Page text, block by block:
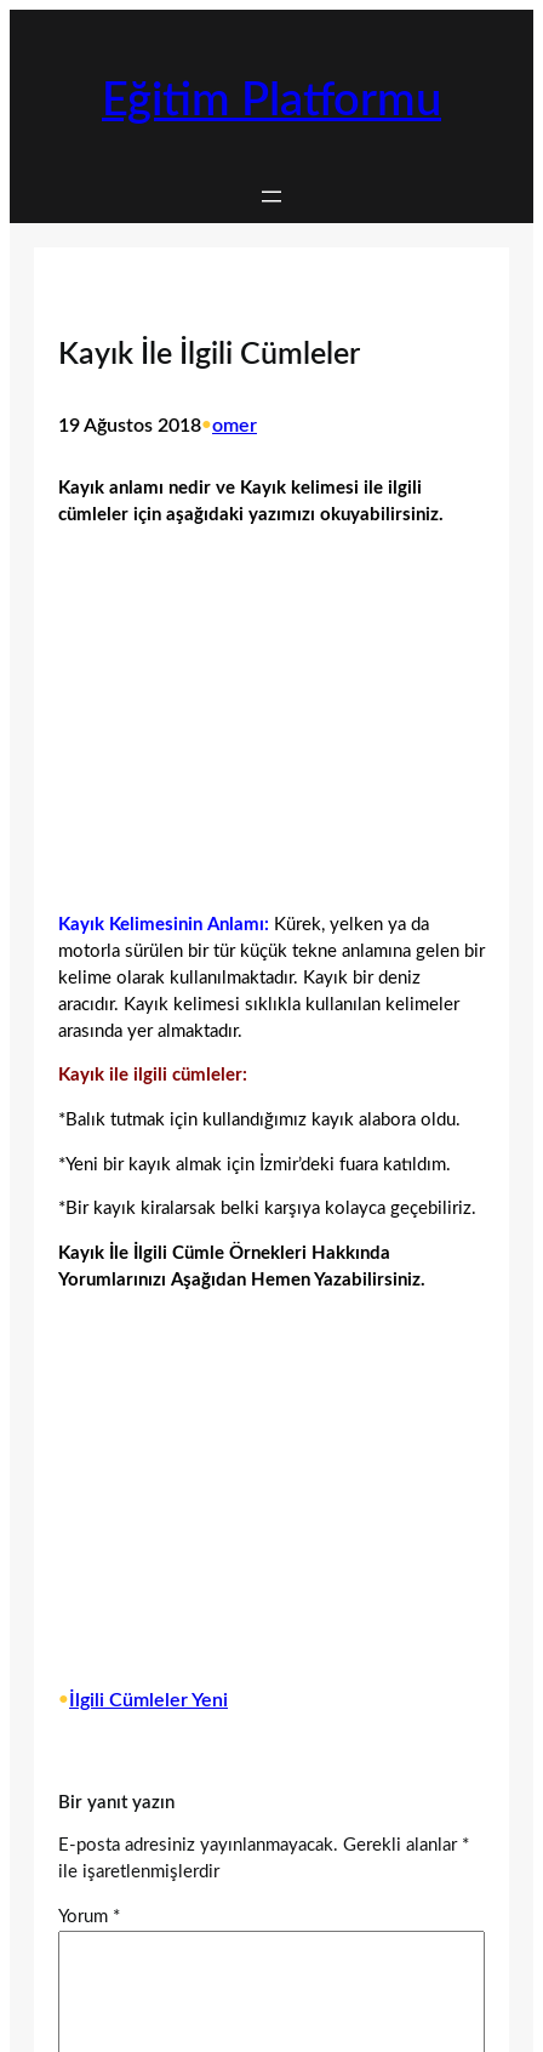
Eğitim Platformu
Kayık İle İlgili Cümleler
19 Ağustos 2018•omer
Kayık anlamı nedir ve Kayık kelimesi ile ilgili
cümleler için aşağıdaki yazımızı okuyabilirsiniz.
Kayık Kelimesinin Anlamı: Kürek, yelken ya da
motorla sürülen bir tür küçük tekne anlamına gelen bir
kelime olarak kullanılmaktadır. Kayık bir deniz
aracıdır. Kayık kelimesi sıklıkla kullanılan kelimeler
arasında yer almaktadır.
Kayık ile ilgili cümleler:
*Balık tutmak için kullandığımız kayık alabora oldu.
*Yeni bir kayık almak için İzmir’deki fuara katıldım.
*Bir kayık kiralarsak belki karşıya kolayca geçebiliriz.
Kayık İle İlgili Cümle Örnekleri Hakkında
Yorumlarınızı Aşağıdan Hemen Yazabilirsiniz.
• İlgili Cümleler Yeni
Bir yanıt yazın
E-posta adresiniz yayınlanmayacak. Gerekli alanlar *
ile işaretlenmişlerdir
Yorum *